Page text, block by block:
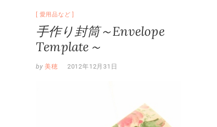
愛用品など
手作り封筒～Envelope
Template～
by 美穂 2012年12月31日